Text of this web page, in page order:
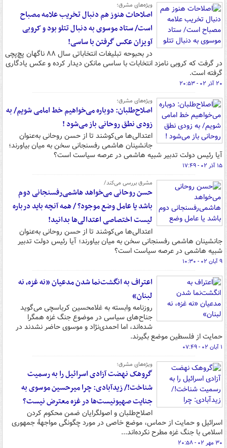
ویژه‌های مشرق؛
اصلاحات هنوز هم دنبال تخریب علامه مصباح
است/ ستاد موسوی به دنبال تتلو بود و کروبی
آویزان عکس گرفتن با ساسی!
در بحبوحه تبلیغات انتخاباتی سال ۸۸ ناگهان پچ‌پچی
در گرفت که کروبی نامزد انتخابات با ساسی مانکن دیدار کرده و عکس یادگاری
گرفته است.
۲۰ آذر ۰۲ - ۲۰:۵۳
ویژه‌های مشرق؛
اصلاح‌طلبان: دوباره می‌خواهیم خط امامی شویم/ به
زودی نطق روحانی باز می‌شود !
اعتدالی‌ها می‌کوشند تا از حسن روحانی به‌عنوان
جانشینان هاشمی رفسنجانی سخن به میان بیاورند؛
آیا رئیس دولت تدبیر شبیه هاشمی در عرصه سیاست است؟
۱۵ آذر ۰۲ - ۱۷:۴۹
مشرق بررسی می‌کند/
حسن روحانی می‌خواهد هاشمی‌رفسنجانی دوم
باشد یا عامل وضع موجود؟ / همه آنچه باید درباره
لیست اختصاصی اعتدالی‌ها بدانید!
اعتدالی‌ها می‌کوشند تا از حسن روحانی به‌عنوان
جانشینان هاشمی رفسنجانی سخن به میان بیاورند؛ آیا رئیس دولت تدبیر
شبیه هاشمی در عرصه سیاست است؟
۹ آبان ۰۲ - ۱۰:۳۰
اعتراف به انگشت‌نما شدن مدعیان «نه غزه، نه
لبنان»
روزنامه وابسته به غلامحسین کرباسچی می‌گوید
جناح‌های سیاسی در موضوع جنگ غزه همگرا
شده‌اند، اما احمدی‌نژاد و موسوی حاضر نشدند در
حمایت از فلسطین موضع بگیرند.
۱ آبان ۰۲ - ۰۷:۴۹
ویژه‌های مشرق؛
گروهک نهضت آزادی اسرائیل را به رسمیت
شناخت!/ زیدآبادی: چرا میرحسین موسوی به
جنایت صهیونیست‌ها در غزه معترض نیست؟
اصلاح‌طلبان و اصولگرایان ضمن محکوم کردن
اسرائیل و حمایت از حماس، موضع خاصی در مورد چگونگی مواجهۀ جمهوری
اسلامی با جنگ غزه مطرح نکرده‌اند...
۳۰ مهر ۰۲ - ۲۰:۵۸